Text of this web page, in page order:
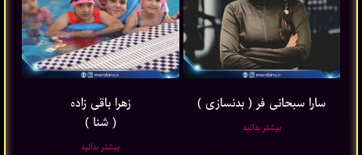
سارا سبحانی فر ( بدنسازی )
بیشتر بدانید
زهرا باقی ‌زاده
( شنا )
بیشتر بدانید